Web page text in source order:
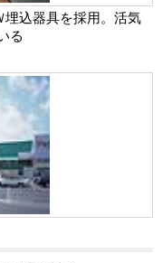
埋込器具を採用。活気
る